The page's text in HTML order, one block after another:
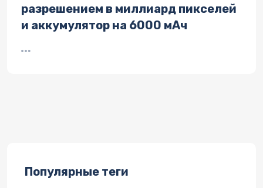
разрешением в миллиард пикселей
и аккумулятор на 6000 мАч
Популярные теги